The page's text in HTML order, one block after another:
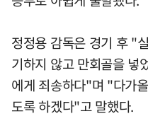
정정용 감독은 경기 후 "
기하지 않고 만회골을 넣
에게 죄송하다"며 "다가
도록 하겠다"고 말했다.